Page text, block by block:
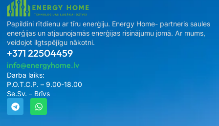
Papildini rītdienu ar tīru enerģiju. Energy Home- partneris saules
enerģijas un atjaunojamās enerģijas risinājumu jomā. Ar mums,
veidojot ilgtspējīgu nākotni.
+371 22504459
info@energyhome.lv
Darba laiks:
P.O.T.C.P. – 9.00-18.00
Se.Sv. – Brīvs